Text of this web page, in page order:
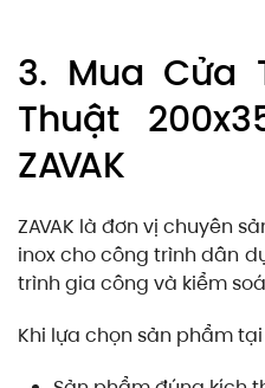
3. Mua Cửa
Thuật
ZAVAK
ZAVAK là đơn vị chuyên
inox cho công trình dân
trình gia công và kiểm
Khi lựa chọn sản phẩm